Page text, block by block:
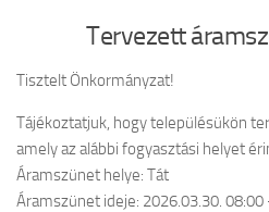
Tervezett
Tisztelt Önkormányzat!
Tájékoztatjuk, hogy településükön
amely az alábbi fogyasztási helyet
Áramszünet helye: Tát
Áramszünet ideje: 2026.03.30. 08:00